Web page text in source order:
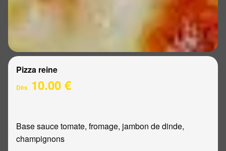
Pizza reine
Dès 10.00 €
Base sauce tomate, fromage, jambon de dinde,
champignons